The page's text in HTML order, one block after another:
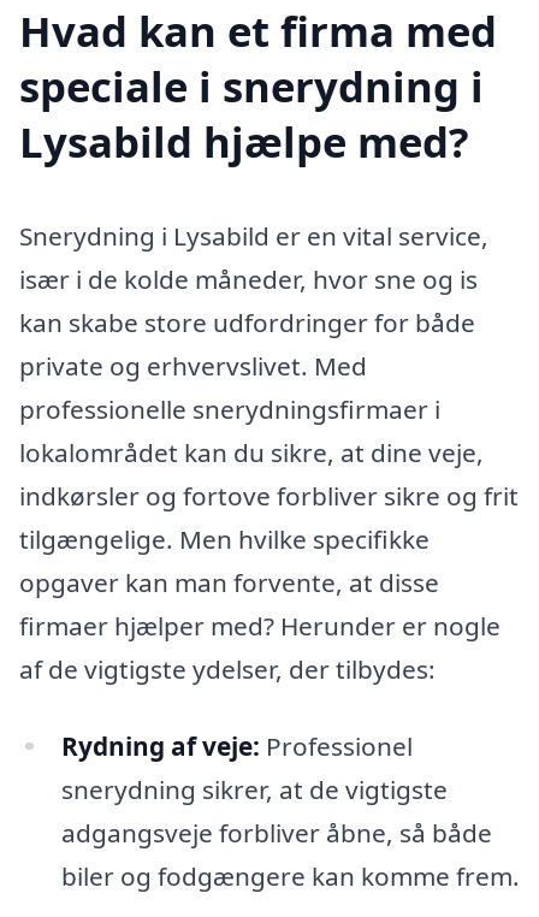
Hvad kan et firma med
speciale i snerydning i
Lysabild hjælpe med?
Snerydning i Lysabild er en vital service,
især i de kolde måneder, hvor sne og is
kan skabe store udfordringer for både
private og erhvervslivet. Med
professionelle snerydningsfirmaer i
lokalområdet kan du sikre, at dine veje,
indkørsler og fortove forbliver sikre og frit
tilgængelige. Men hvilke specifikke
opgaver kan man forvente, at disse
firmaer hjælper med? Herunder er nogle
af de vigtigste ydelser, der tilbydes:
Rydning af veje: Professionel
snerydning sikrer, at de vigtigste
adgangsveje forbliver åbne, så både
biler og fodgængere kan komme frem.